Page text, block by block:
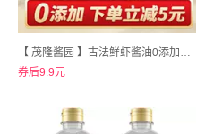
【 茂隆酱园 】古法鲜虾酱油0添加特级古法酿造338ml
券后9.9元